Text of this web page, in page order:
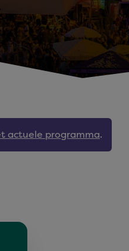
actuele programma.